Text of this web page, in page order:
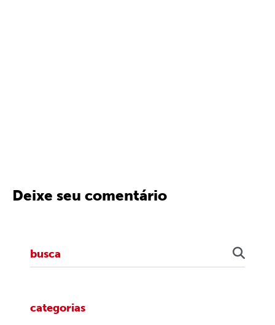
Deixe seu comentário
categorias